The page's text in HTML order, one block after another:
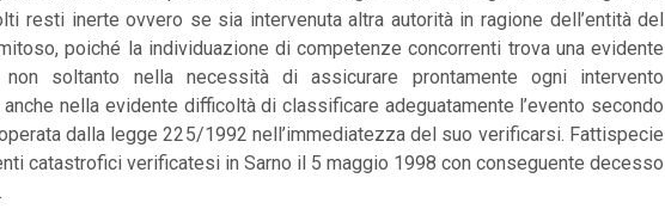
resti inerte ovvero se sia intervenuta altra autorità in ragione dell’entità del
poiché la individuazione di competenze concorrenti trova una evidente
non soltanto nella necessità di assicurare prontamente ogni intervento
nella evidente difficoltà di classificare adeguatamente l’evento secondo
dalla legge 225/1992 nell’immediatezza del suo verificarsi. Fattispecie
catastrofici verificatesi in Sarno il 5 maggio 1998 con conseguente decesso